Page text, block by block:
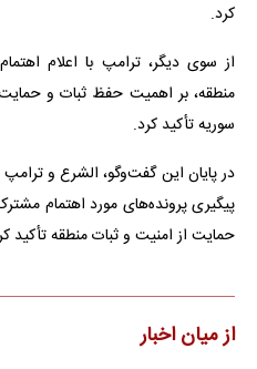
کرد.
از سوی دیگر، ترامپ با اعلام
منطقه، بر اهمیت حفظ ثبات و حمایت
سوریه تأکید کرد.
در پایان این گفت‌وگو، الشرع و
پیگیری پرونده‌های مورد اهتمام
حمایت از امنیت و ثبات منطقه تأکید
از میان اخبار